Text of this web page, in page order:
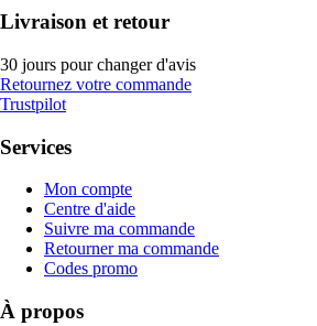
Livraison et retour
30 jours pour changer d'avis
Retournez votre commande
Trustpilot
Services
Mon compte
Centre d'aide
Suivre ma commande
Retourner ma commande
Codes promo
À propos